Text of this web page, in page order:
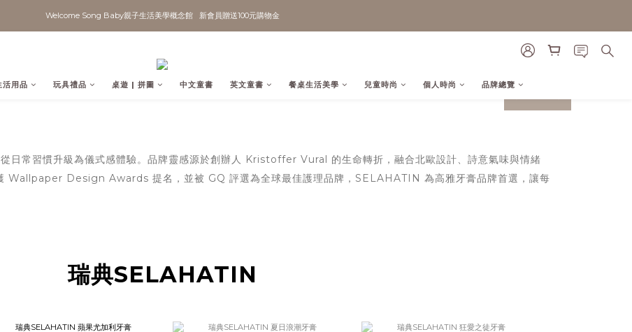
Welcome Song Baby親子生活美學概念館   新會員贈送100元購物金
活用品 玩具禮品 桌遊 | 拼圖 中文童書 英文童書 餐桌生活美學 兒童時尚 個人時尚 品牌總覽prev next
日常習慣升級為儀式感體驗。品牌靈感源於創辦人 Kristoffer Vural 的生命轉折，融合北歐設計、詩意氣味與情緒
Wallpaper Design Awards 提名，並被 GQ 評選為全球最佳護理品牌，SELAHATIN 為高雅牙膏品牌首選，讓每
瑞典SELAHATIN